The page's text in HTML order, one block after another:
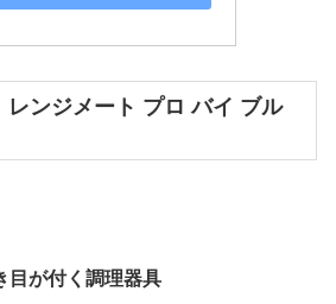
レンジメート プロ バイ ブル
目が付く調理器具